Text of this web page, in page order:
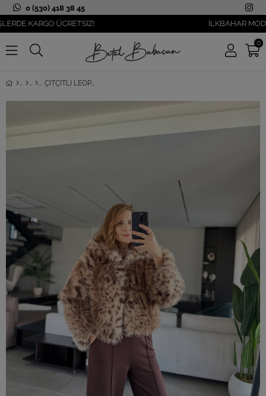
0 (530) 418 38 45
KARGO ÜCRETSİZ!
İLKBAHAR MODASI
0
ÇITÇITLI LEOPAR DESENLI KÜRK